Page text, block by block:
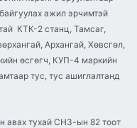
ажил эрчимтэй
КТК-2 станц, Тамсаг,
Архангай, Хөвсгөл,
өсгөгч, КУП-4 маркийн
тус, тус ашиглалтанд
авах тухай СНЗ-ын 82 тоот